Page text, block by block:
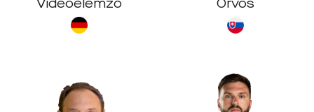
Videóelemző Orvos